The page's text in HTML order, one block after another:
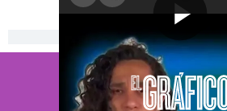
[Publicidad]